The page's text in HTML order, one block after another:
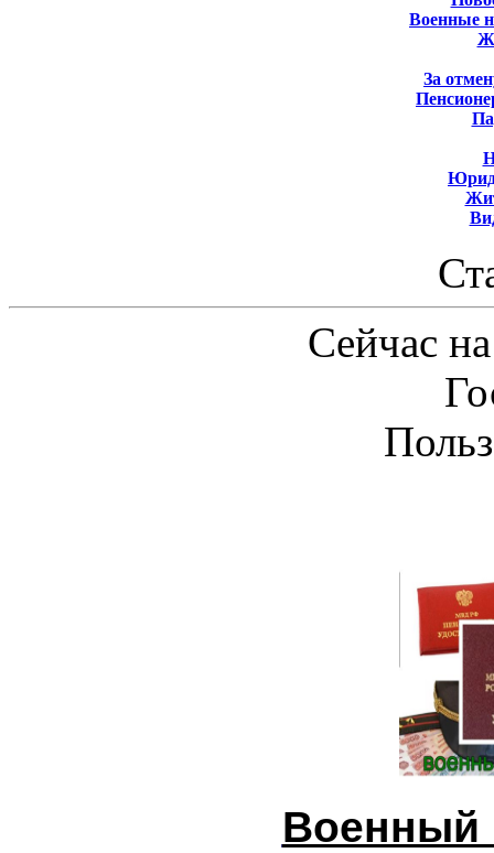
Военные
За
Сейчас
Военный